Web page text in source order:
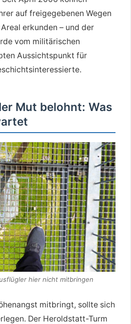
auf freigegebenen Wegen
erkunden – und der
vom militärischen
Aussichtspunkt für
Mut belohnt: Was
hier nicht mitbringen
mitbringt, sollte sich
Der Heroldstatt-Turm